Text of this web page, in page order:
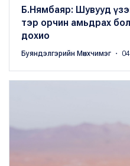
Б.Нямбаяр: Шувууд
тэр орчин амьдрах
дохио
Буяндэлгэрийн Мөнхчимэг ・